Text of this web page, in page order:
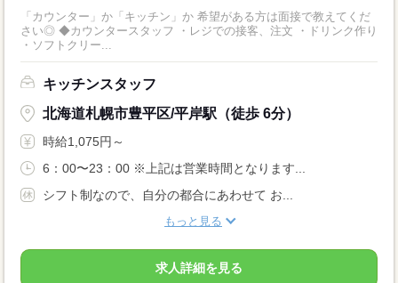
「カウンター」か「キッチン」か 希望がある方は面接で教えてくだ
さい◎ ◆カウンタースタッフ ・レジでの接客、注文 ・ドリンク作り
・ソフトクリー...
キッチンスタッフ
北海道札幌市豊平区/平岸駅（徒歩 6分）
時給1,075円～
6：00〜23：00 ※上記は営業時間となります...
シフト制なので、自分の都合にあわせて お...
もっと見る
求人詳細を見る